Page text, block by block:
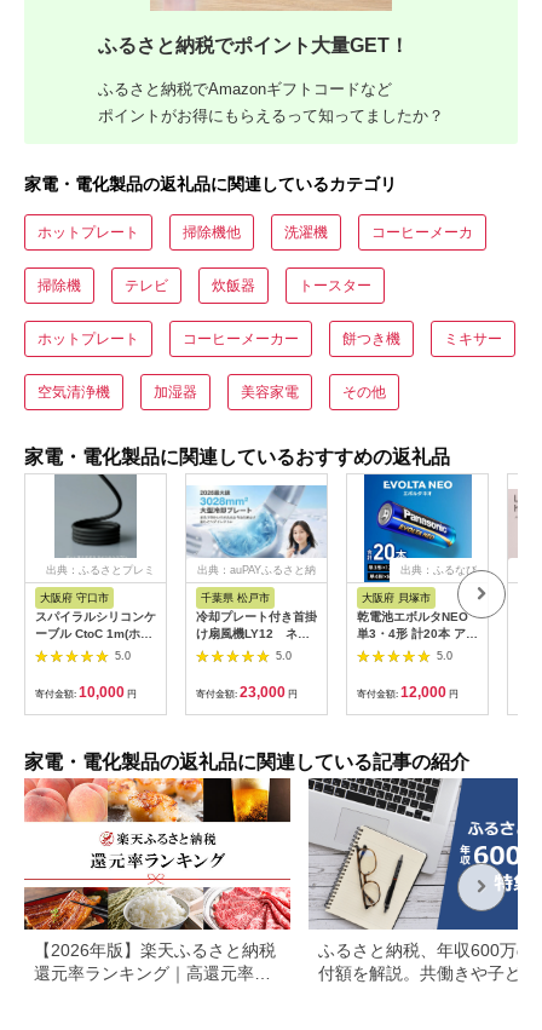
ふるさと納税でポイント大量GET！
ふるさと納税でAmazonギフトコードなど
ポイントがお得にもらえるって知ってましたか？
家電・電化製品の返礼品に関連しているカテゴリ
ホットプレート 掃除機他 洗濯機 コーヒーメーカ
掃除機 テレビ 炊飯器 トースター
ホットプレート コーヒーメーカー 餅つき機 ミキサー
空気清浄機 加湿器 美容家電 その他
家電・電化製品に関連しているおすすめの返礼品
出典：ふるさとプレミ
大阪府 守口市
スパイラルシリコンケ
ーブル CtoC 1m(ホワ
イト) [2558]
5.0
寄付金額: 10,000 円
出典：auPAYふるさと納
千葉県 松戸市
冷却プレート付き首掛
け扇風機LY12 ネイ
ビー
5.0
寄付金額: 23,000 円
出典：ふるなび
大阪府 貝塚市
乾電池エボルタNEO
単3・4形 計20本 アル
カリ乾電池 パナソニ
5.0
寄付金額: 12,000 円
家電・電化製品の返礼品に関連している記事の紹介
【2026年版】楽天ふるさと納税
還元率ランキング｜高還元率返
ふるさと納税、年収600万の
付額を解説。共働きや子ども